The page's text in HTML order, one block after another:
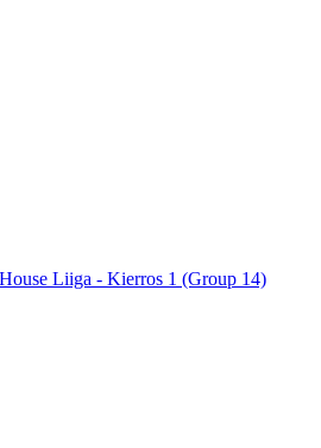
Liiga - Kierros 1 (Group 14)